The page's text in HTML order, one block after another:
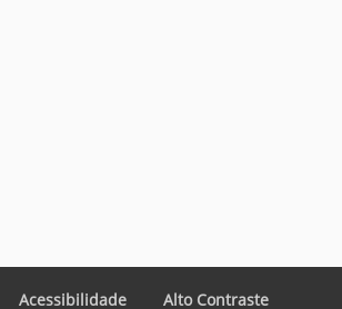
Acessibilidade Alto Contraste